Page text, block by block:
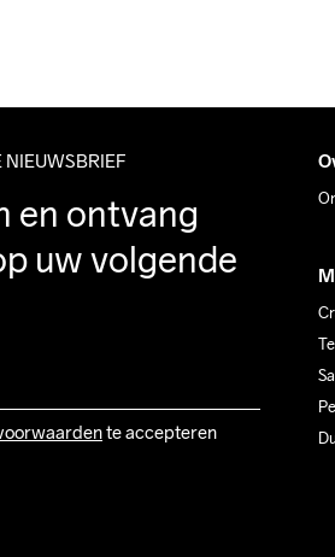
NIEUWSBRIEF
en ontvang
uw volgende
te accepteren